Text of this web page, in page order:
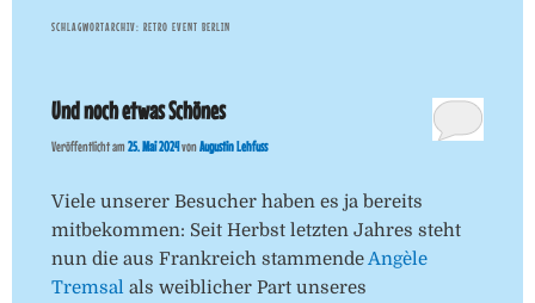
SCHLAGWORTARCHIV: RETRO EVENT BERLIN
Und noch etwas Schönes
Veröffentlicht am25. Mai 2024 vonAugustin Lehfuss
Viele unserer Besucher haben es ja bereits
mitbekommen: Seit Herbst letzten Jahres steht
nun die aus Frankreich stammendeAngèle
Tremsal als weiblicher Part unseres